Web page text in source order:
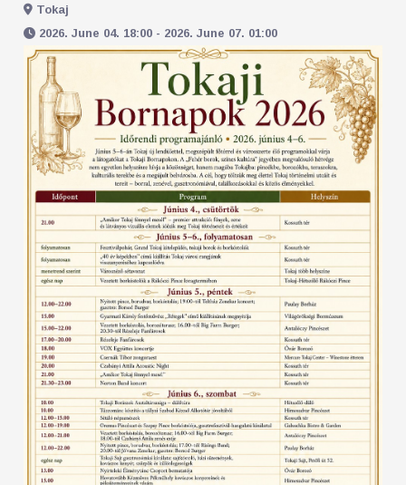
Tokaj
2026. June 04. 18:00 - 2026. June 07. 01:00